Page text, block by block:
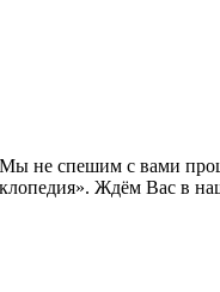
не спешим с вами
Ждём Вас в